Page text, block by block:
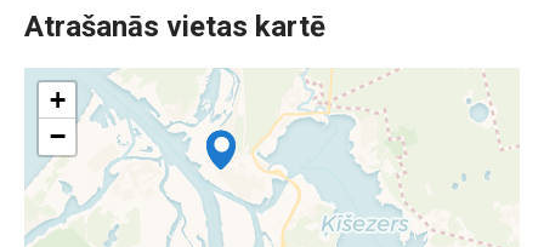
Atrašanās vietas kartē
+
−